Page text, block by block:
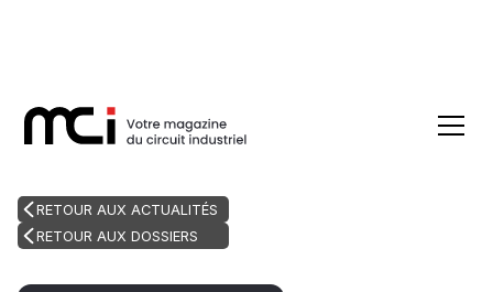
RETOUR AUX ACTUALITÉS
RETOUR AUX DOSSIERS